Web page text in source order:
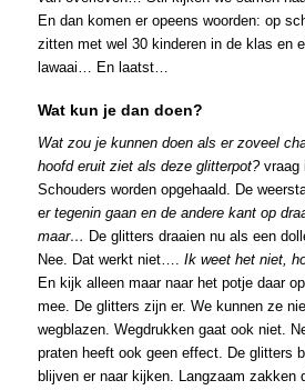
En dan komen er opeens woorden: op
zitten met wel 30 kinderen in de klas en
lawaai… En laatst…
Wat kun je dan doen?
Wat zou je kunnen doen als er zoveel
hoofd eruit ziet als deze glitterpot? vraag
Schouders worden opgehaald. De
er tegenin gaan en de andere kant op
maar… De glitters draaien nu als een
Nee. Dat werkt niet…. Ik weet het niet,
En kijk alleen maar naar het potje daar
mee. De glitters zijn er. We kunnen ze
wegblazen. Wegdrukken gaat ook niet.
praten heeft ook geen effect. De glitters
blijven er naar kijken. Langzaam zakken